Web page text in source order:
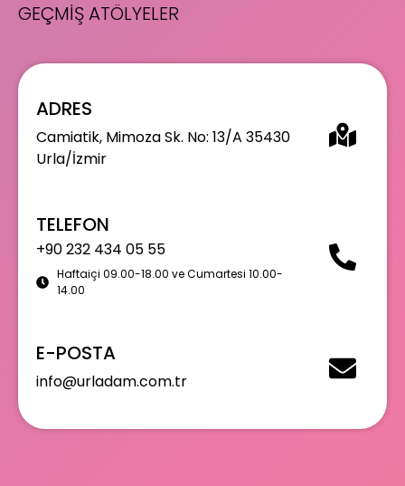
GEÇMİŞ ATÖLYELER
ADRES
Camiatik, Mimoza Sk. No: 13/A 35430
Urla/İzmir
TELEFON
+90 232 434 05 55
Haftaiçi 09.00-18.00 ve Cumartesi 10.00-
14.00
E-POSTA
info@urladam.com.tr